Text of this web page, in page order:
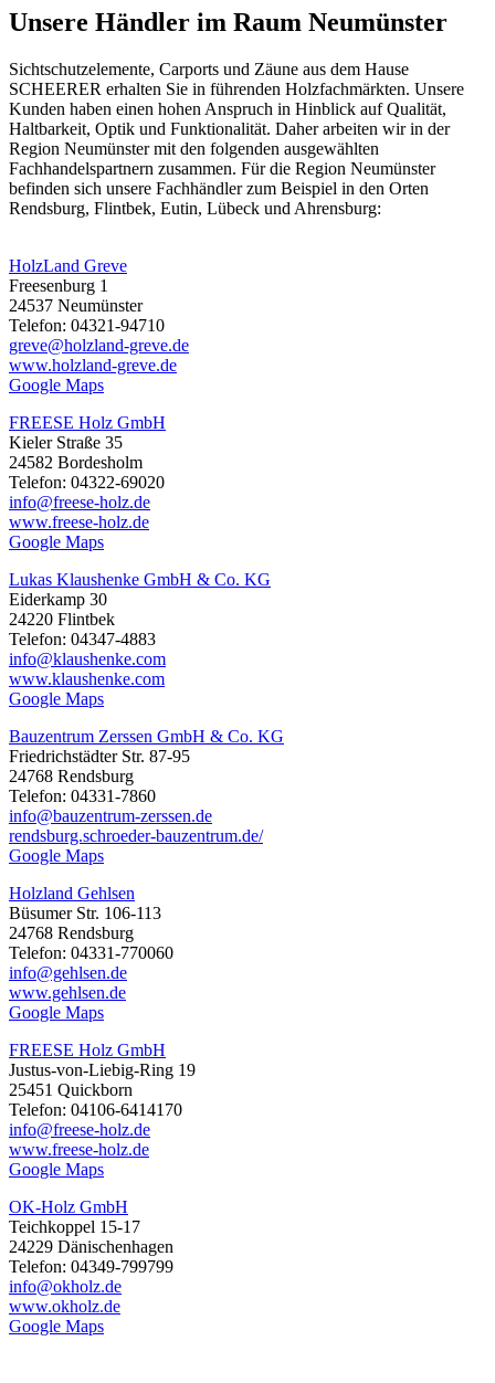
Unsere Händler im Raum Neumünster
Sichtschutzelemente, Carports und Zäune aus dem Hause
SCHEERER erhalten Sie in führenden Holzfachmärkten. Unsere
Kunden haben einen hohen Anspruch in Hinblick auf Qualität,
Haltbarkeit, Optik und Funktionalität. Daher arbeiten wir in der
Region Neumünster mit den folgenden ausgewählten
Fachhandelspartnern zusammen. Für die Region Neumünster
befinden sich unsere Fachhändler zum Beispiel in den Orten
Rendsburg, Flintbek, Eutin, Lübeck und Ahrensburg:
HolzLand Greve
Freesenburg 1
24537 Neumünster
Telefon: 04321-94710
greve@holzland-greve.de
www.holzland-greve.de
Google Maps
FREESE Holz GmbH
Kieler Straße 35
24582 Bordesholm
Telefon: 04322-69020
info@freese-holz.de
www.freese-holz.de
Google Maps
Lukas Klaushenke GmbH & Co. KG
Eiderkamp 30
24220 Flintbek
Telefon: 04347-4883
info@klaushenke.com
www.klaushenke.com
Google Maps
Bauzentrum Zerssen GmbH & Co. KG
Friedrichstädter Str. 87-95
24768 Rendsburg
Telefon: 04331-7860
info@bauzentrum-zerssen.de
rendsburg.schroeder-bauzentrum.de/
Google Maps
Holzland Gehlsen
Büsumer Str. 106-113
24768 Rendsburg
Telefon: 04331-770060
info@gehlsen.de
www.gehlsen.de
Google Maps
FREESE Holz GmbH
Justus-von-Liebig-Ring 19
25451 Quickborn
Telefon: 04106-6414170
info@freese-holz.de
www.freese-holz.de
Google Maps
OK-Holz GmbH
Teichkoppel 15-17
24229 Dänischenhagen
Telefon: 04349-799799
info@okholz.de
www.okholz.de
Google Maps